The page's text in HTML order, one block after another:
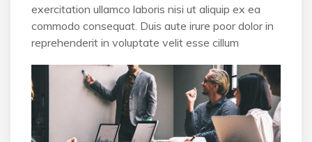
exercitation ullamco laboris nisi ut aliquip ex ea
commodo consequat. Duis aute irure poor dolor in
reprehenderit in voluptate velit esse cillum